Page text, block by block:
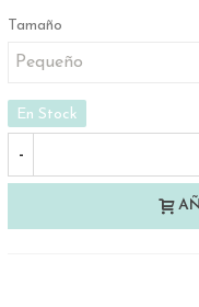
Tamaño
En Stock
-